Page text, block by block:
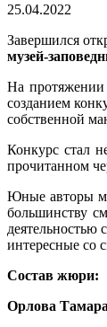
25.04.2022
Завершился
музей-
На
созданием
собственной
Конкурс стал
прочитанном
Юные авторы
большинству
деятельностью
интересные со
Состав жюри:
Орлова